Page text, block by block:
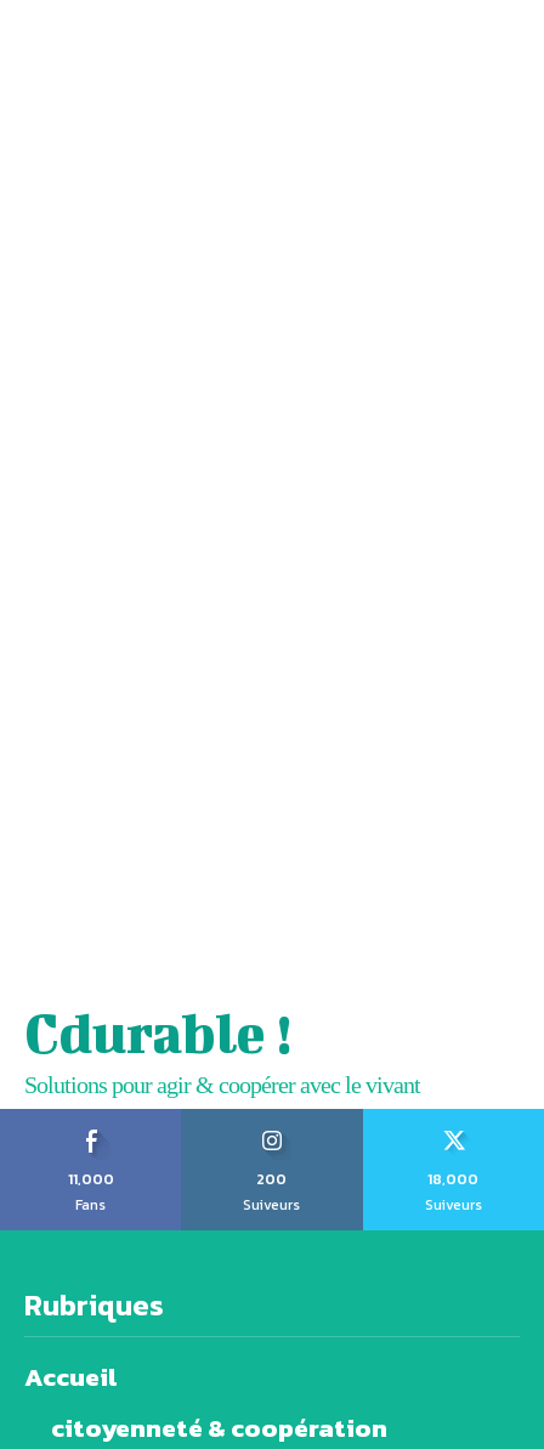
Cdurable !
Solutions pour agir & coopérer avec le vivant
11,000
Fans
200
Suiveurs
18,000
Suiveurs
Rubriques
Accueil
citoyenneté & coopération